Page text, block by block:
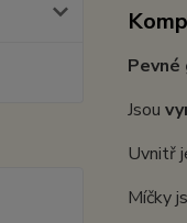
Pevné
Jsou
Uvnitř
Míčky